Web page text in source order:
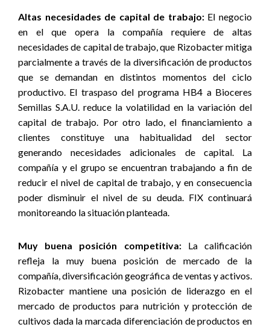
Altas necesidades de capital de trabajo: El negocio
en el que opera la compañía requiere de altas
necesidades de capital de trabajo, que Rizobacter mitiga
parcialmente a través de la diversificación de productos
que se demandan en distintos momentos del ciclo
productivo. El traspaso del programa HB4 a Bioceres
Semillas S.A.U. reduce la volatilidad en la variación del
capital de trabajo. Por otro lado, el financiamiento a
clientes constituye una habitualidad del sector
generando necesidades adicionales de capital. La
compañía y el grupo se encuentran trabajando a fin de
reducir el nivel de capital de trabajo, y en consecuencia
poder disminuir el nivel de su deuda. FIX continuará
monitoreando la situación planteada.
Muy buena posición competitiva: La calificación
refleja la muy buena posición de mercado de la
compañía, diversificación geográfica de ventas y activos.
Rizobacter mantiene una posición de liderazgo en el
mercado de productos para nutrición y protección de
cultivos dada la marcada diferenciación de productos en